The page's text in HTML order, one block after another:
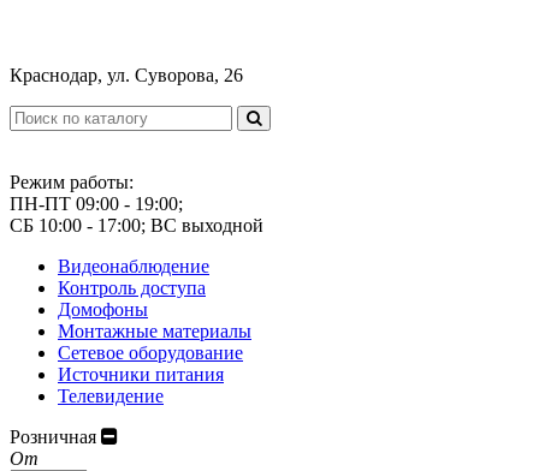
Краснодар, ул. Суворова, 26
Режим работы:
ПН-ПТ 09:00 - 19:00;
СБ 10:00 - 17:00; ВС выходной
Видеонаблюдение
Контроль доступа
Домофоны
Монтажные материалы
Сетевое оборудование
Источники питания
Телевидение
Розничная
От